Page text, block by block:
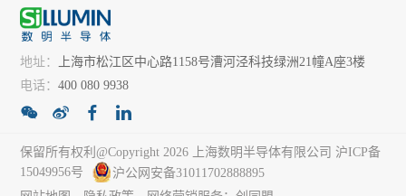
地址：
上海市松江区中心路1158号漕河泾科技绿洲21幢A座3楼
电话：400 080 9938
保留所有权利@Copyright 2026 上海数明半导体有限公司沪ICP备
15049956号
沪公网安备31011702888895